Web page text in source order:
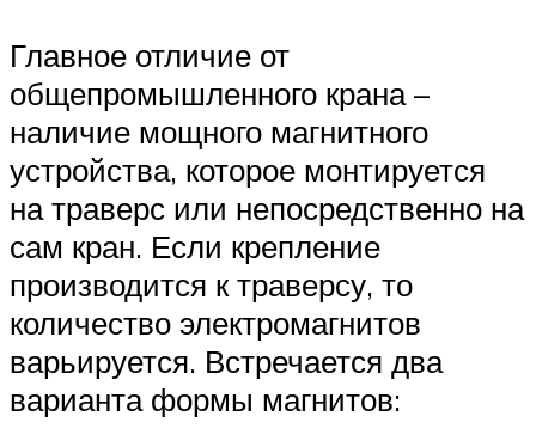
Главное отличие от
общепромышленного крана –
наличие мощного магнитного
устройства, которое монтируется
на траверс или непосредственно на
сам кран. Если крепление
производится к траверсу, то
количество электромагнитов
варьируется. Встречается два
варианта формы магнитов: